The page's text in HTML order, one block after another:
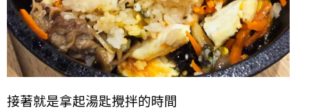
接著就是拿起湯匙攪拌的時間